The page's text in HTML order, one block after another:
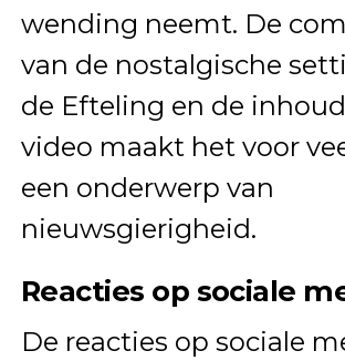
wending neemt. De
van de nostalgische
de Efteling en de
video maakt het voor
een onderwerp van
nieuwsgierigheid.
Reacties op sociale
De reacties op sociale